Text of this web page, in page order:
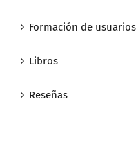
Formación de usuarios
Libros
Reseñas